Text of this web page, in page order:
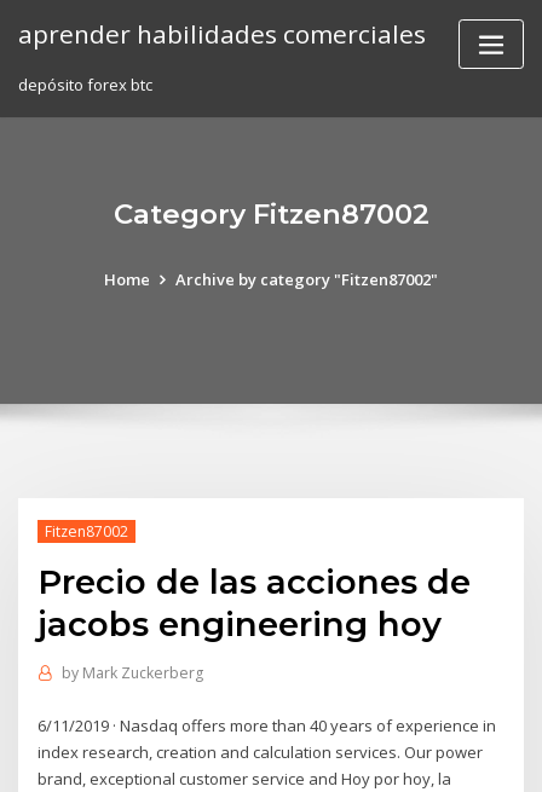
aprender habilidades comerciales
depósito forex btc
Category Fitzen87002
Home Archive by category "Fitzen87002"
Fitzen87002
Precio de las acciones de
jacobs engineering hoy
by Mark Zuckerberg
6/11/2019 · Nasdaq offers more than 40 years of experience in
index research, creation and calculation services. Our power
brand, exceptional customer service and Hoy por hoy, la